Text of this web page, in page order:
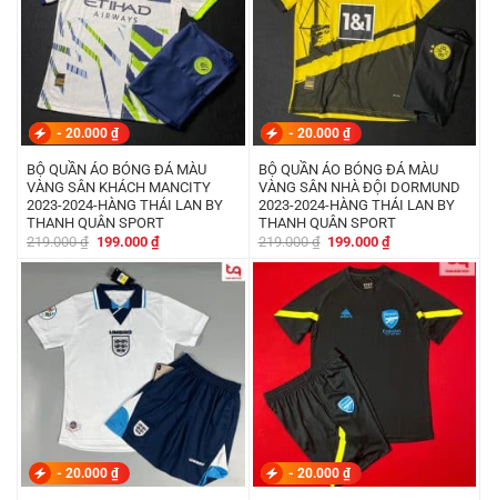
- 20.000 ₫
BỘ QUẦN ÁO BÓNG ĐÁ MÀU
VÀNG SÂN KHÁCH MANCITY
2023-2024-HÀNG THÁI LAN BY
THANH QUÂN SPORT
219.000₫ Giá
là:
219.000 ₫.
199.000 ₫Giá
hiện
tại
199.000 ₫.
- 20.000 ₫
BỘ QUẦN ÁO BÓNG ĐÁ MÀU
VÀNG SÂN NHÀ ĐỘI DORMUND
2023-2024-HÀNG THÁI LAN BY
THANH QUÂN SPORT
219.000₫ Giá
là:
219.000 ₫.
199.000₫Giá
tại
là:
199.000 ₫.
- 20.000 ₫ - 20.000 ₫